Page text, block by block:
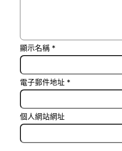
顯示名稱 *
電子郵件地址 *
個人網站網址